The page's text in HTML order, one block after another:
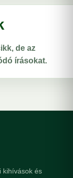
de az
írásokat.
kihívások és